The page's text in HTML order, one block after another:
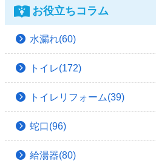
お役立ちコラム
水漏れ(60)
トイレ(172)
トイレリフォーム(39)
蛇口(96)
給湯器(80)